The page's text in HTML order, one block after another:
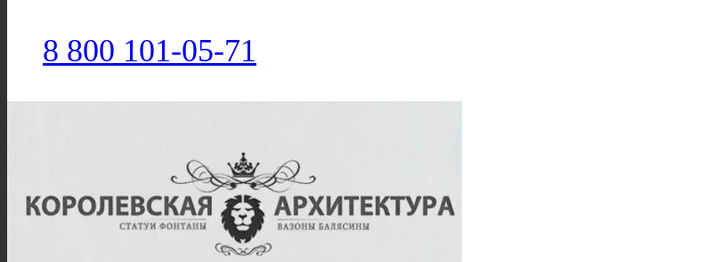
8 800 101-05-71